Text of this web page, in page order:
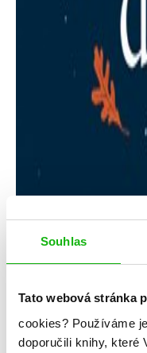
Souhlas
Tato webová stránka
cookies? Používáme
doporučili knihy, které
Ashley Schumacherová